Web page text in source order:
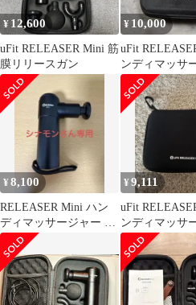
¥ 12,600
uFit RELEASER Mini 筋
膜リリースガン
¥ 10,000
uFit
ンディマッサ
本体
¥8,100
RELEASER Mini ハン
ディマッサージャー 本
体
¥9,111
uFit
ンディマッサ
本体